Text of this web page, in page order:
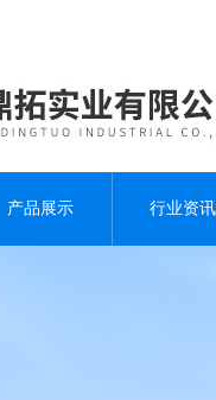
产品展示 行业资讯